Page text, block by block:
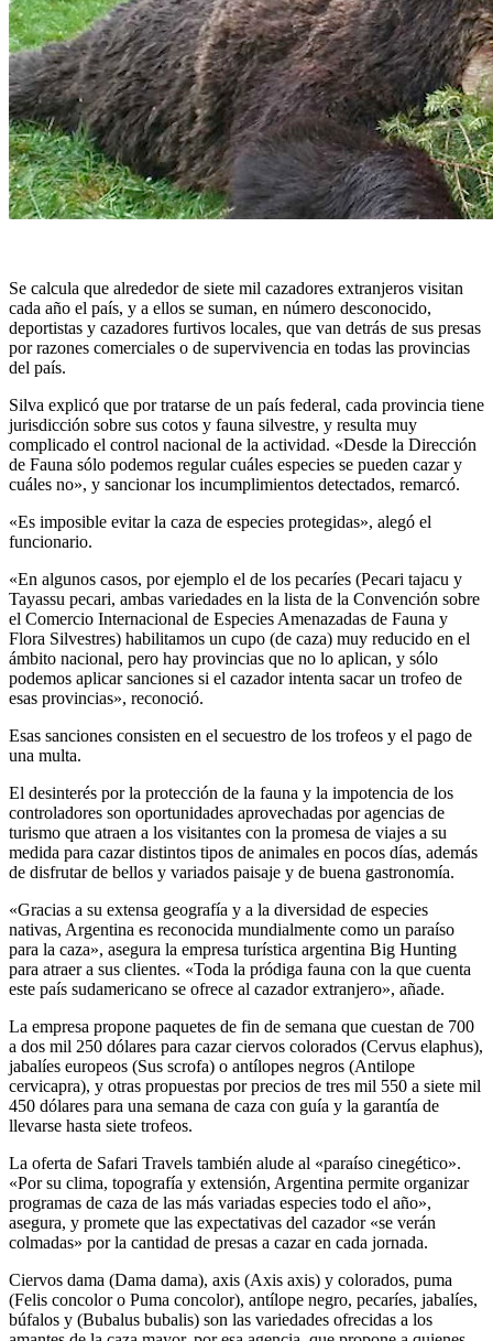
Se calcula que alrededor de siete mil cazadores extranjeros visitan
cada año el país, y a ellos se suman, en número desconocido,
deportistas y cazadores furtivos locales, que van detrás de sus presas
por razones comerciales o de supervivencia en todas las provincias
del país.
Silva explicó que por tratarse de un país federal, cada provincia tiene
jurisdicción sobre sus cotos y fauna silvestre, y resulta muy
complicado el control nacional de la actividad. «Desde la Dirección
de Fauna sólo podemos regular cuáles especies se pueden cazar y
cuáles no», y sancionar los incumplimientos detectados, remarcó.
«Es imposible evitar la caza de especies protegidas», alegó el
funcionario.
«En algunos casos, por ejemplo el de los pecaríes (Pecari tajacu y
Tayassu pecari, ambas variedades en la lista de la Convención sobre
el Comercio Internacional de Especies Amenazadas de Fauna y
Flora Silvestres) habilitamos un cupo (de caza) muy reducido en el
ámbito nacional, pero hay provincias que no lo aplican, y sólo
podemos aplicar sanciones si el cazador intenta sacar un trofeo de
esas provincias», reconoció.
Esas sanciones consisten en el secuestro de los trofeos y el pago de
una multa.
El desinterés por la protección de la fauna y la impotencia de los
controladores son oportunidades aprovechadas por agencias de
turismo que atraen a los visitantes con la promesa de viajes a su
medida para cazar distintos tipos de animales en pocos días, además
de disfrutar de bellos y variados paisaje y de buena gastronomía.
«Gracias a su extensa geografía y a la diversidad de especies
nativas, Argentina es reconocida mundialmente como un paraíso
para la caza», asegura la empresa turística argentina Big Hunting
para atraer a sus clientes. «Toda la pródiga fauna con la que cuenta
este país sudamericano se ofrece al cazador extranjero», añade.
La empresa propone paquetes de fin de semana que cuestan de 700
a dos mil 250 dólares para cazar ciervos colorados (Cervus elaphus),
jabalíes europeos (Sus scrofa) o antílopes negros (Antilope
cervicapra), y otras propuestas por precios de tres mil 550 a siete mil
450 dólares para una semana de caza con guía y la garantía de
llevarse hasta siete trofeos.
La oferta de Safari Travels también alude al «paraíso cinegético».
«Por su clima, topografía y extensión, Argentina permite organizar
programas de caza de las más variadas especies todo el año»,
asegura, y promete que las expectativas del cazador «se verán
colmadas» por la cantidad de presas a cazar en cada jornada.
Ciervos dama (Dama dama), axis (Axis axis) y colorados, puma
(Felis concolor o Puma concolor), antílope negro, pecaríes, jabalíes,
búfalos y (Bubalus bubalis) son las variedades ofrecidas a los